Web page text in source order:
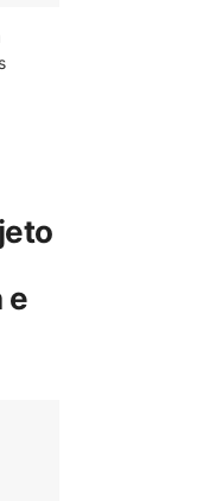
e